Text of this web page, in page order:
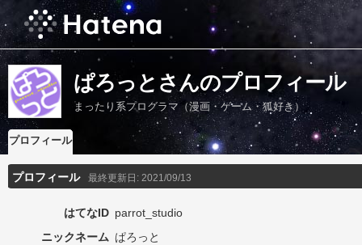
ぱろっとさんのプロフィール
まったり系プログラマ（漫画・ゲーム・狐好き）
プロフィール
プロフィール 最終更新日: 2021/09/13
はてなID parrot_studio
ニックネーム ぱろっと